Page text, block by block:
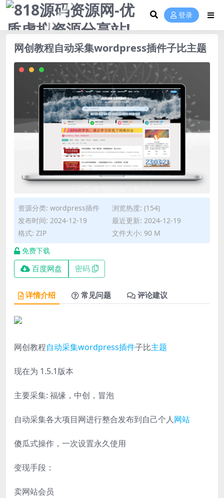
登录
网创教程自动采集wordpress插件子比主题
资源分类: wordpress插件
浏览热度: (154)
发布时间: 2024-12-19
最近更新: 2024-12-19
格式: ZIP
文件大小: 90 M
免费下载
百度网盘 密码
详情介绍 常见问题 评论建议
网创教程自动采集wordpress插件子比主题
现在为 1.5.1版本
主要采集: 福缘，中创，冒泡
自动采集各大项目网进行整合发布到自己个人网站
傻瓜式操作，一次设置永久使用
变现手段：
卖网站会员